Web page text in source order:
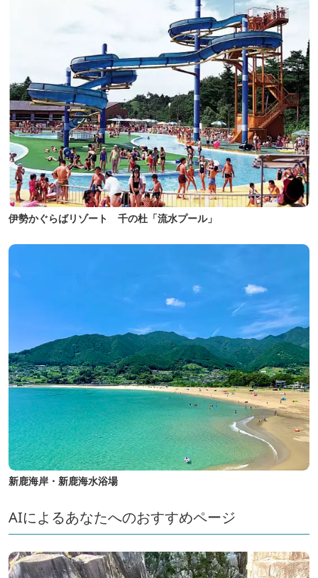
伊勢かぐらばリゾート 千の杜「流水プール」
新鹿海岸・新鹿海水浴場
AIによるあなたへのおすすめページ